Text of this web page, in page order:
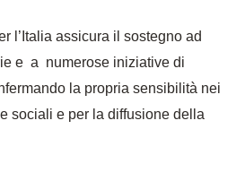
l’Italia assicura il sostegno ad
e a numerose iniziative di
la propria sensibilità nei
sociali e per la diffusione della